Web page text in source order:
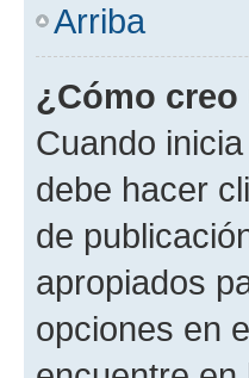
Arriba
¿Cómo creo
Cuando
debe hacer
de
apropiados
opciones en